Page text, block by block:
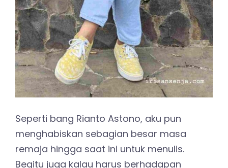
Seperti bang Rianto Astono, aku pun
menghabiskan sebagian besar masa
remaja hingga saat ini untuk menulis.
Begitu juga kalau harus berhadapan